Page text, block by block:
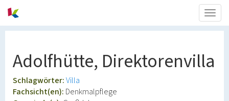
Adolfhütte, Direktorenvilla
Schlagwörter:Villa
Fachsicht(en): Denkmalpflege